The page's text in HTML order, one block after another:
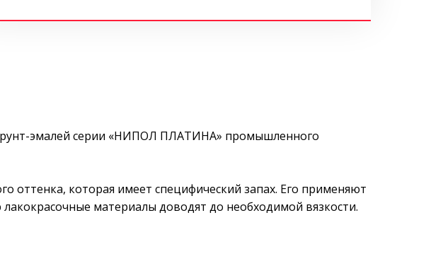
эмалей серии «НИПОЛ ПЛАТИНА» промышленного
оттенка, которая имеет специфический запах. Его применяют
материалы доводят до необходимой вязкости.